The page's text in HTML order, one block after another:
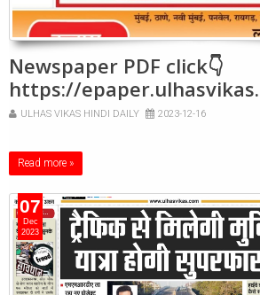
Newspaper PDF click👇
https://
ULHAS VIKAS HINDI DAILY 2023-12-16
Read more »
07
Dec
2023